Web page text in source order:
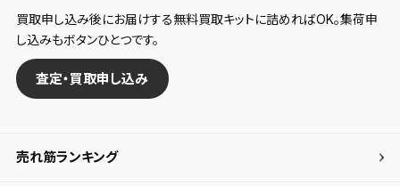
買取申し込み後にお届けする無料買取キットに詰めればOK。集荷申
し込みもボタンひとつです。
査定・買取申し込み
売れ筋ランキング